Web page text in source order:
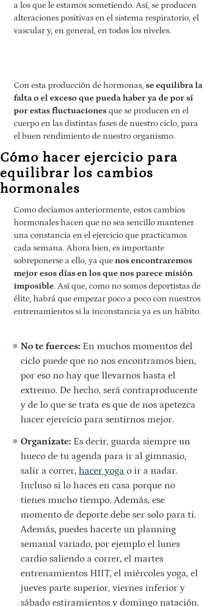
a los que le estamos sometiendo. Así, se producen
alteraciones positivas en el sistema respiratorio, el
vascular y, en general, en todos los niveles.
Con esta producción de hormonas, se equilibra la
falta o el exceso que pueda haber ya de por sí
por estas fluctuaciones que se producen en el
cuerpo en las distintas fases de nuestro ciclo, para
el buen rendimiento de nuestro organismo.
Cómo hacer ejercicio para
equilibrar los cambios
hormonales
Como decíamos anteriormente, estos cambios
hormonales hacen que no sea sencillo mantener
una constancia en el ejercicio que practicamos
cada semana. Ahora bien, es importante
sobreponerse a ello, ya que nos encontraremos
mejor esos días en los que nos parece misión
imposible. Así que, como no somos deportistas de
élite, habrá que empezar poco a poco con nuestros
entrenamientos si la inconstancia ya es un hábito.
No te fuerces: En muchos momentos del
ciclo puede que no nos encontramos bien,
por eso no hay que llevarnos hasta el
extremo. De hecho, será contraproducente
y de lo que se trata es que de nos apetezca
hacer ejercicio para sentirnos mejor.
Organízate: Es decir, guarda siempre un
hueco de tu agenda para ir al gimnasio,
salir a correr, hacer yoga o ir a nadar.
Incluso si lo haces en casa porque no
tienes mucho tiempo. Además, ese
momento de deporte debe ser solo para ti.
Además, puedes hacerte un planning
semanal variado, por ejemplo el lunes
cardio saliendo a correr, el martes
entrenamientos HIIT, el miércoles yoga, el
jueves parte superior, viernes inferior y
sábado estiramientos y domingo natación.